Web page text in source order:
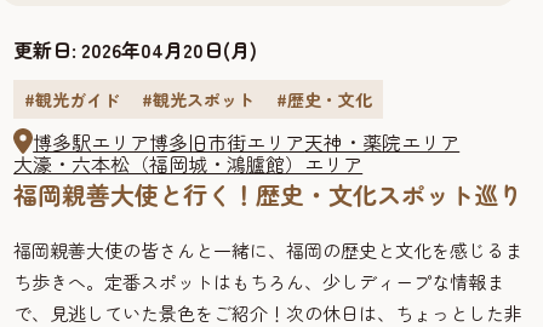
更新日:2026年04月20日(月)
#観光ガイド #観光スポット #歴史・文化
博多駅エリア博多旧市街エリア天神・薬院エリア
大濠・六本松（福岡城・鴻臚館）エリア
福岡親善大使と行く！歴史・文化スポット巡り
福岡親善大使の皆さんと一緒に、福岡の歴史と文化を感じるま
ち歩きへ。定番スポットはもちろん、少しディープな情報ま
で、見逃していた景色をご紹介！次の休日は、ちょっとした非